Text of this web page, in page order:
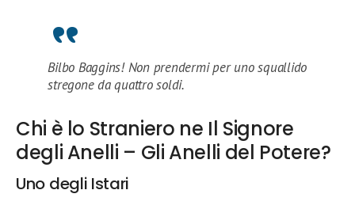
Bilbo Baggins! Non prendermi per uno squallido
stregone da quattro soldi.
Chi è lo Straniero ne Il Signore
degli Anelli – Gli Anelli del Potere?
Uno degli Istari